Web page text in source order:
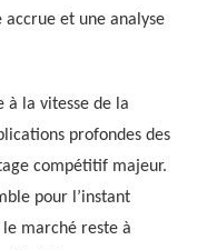
et une analyse
à la vitesse de la
profondes des
compétitif majeur.
pour l’instant
marché reste à